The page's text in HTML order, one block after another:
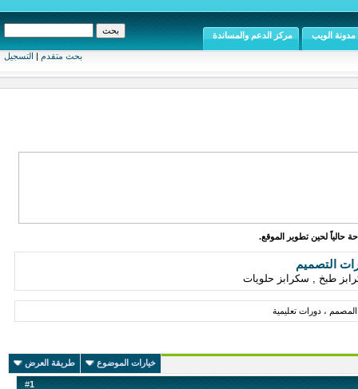
بحث متقدم | التسجيل
مدونة الويب مركز الدعم والمساندة
حالياً لحين تطوير الموقع.
التصميم
طبخ , سكرابز حلويات
، دورات تعليمية
خيارات الموضوع طريقة العرض
#1